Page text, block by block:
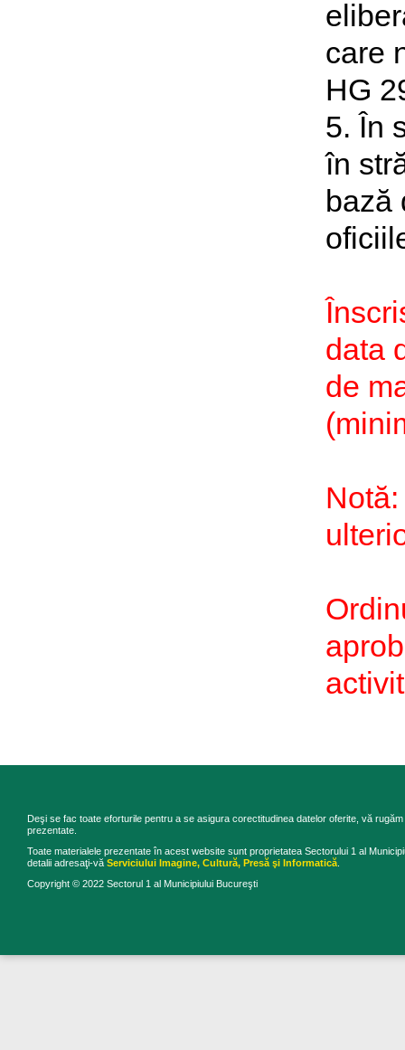
care
HG
5. În
în
bază
data
de
Deşi se fac toate eforturile pentru a se asigura corectitudinea datelor oferite, vă
prezentate.
Toate materialele prezentate în acest website sunt proprietatea Sectorului 1 al
detalii adresaţi-vă Serviciului Imagine, Cultură, Presă şi Informatică
Copyright © 2022 Sectorul 1 al Municipiului Bucureşti